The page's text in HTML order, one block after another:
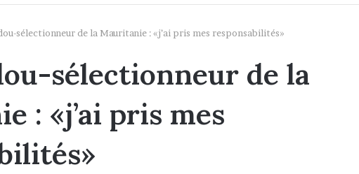
sélectionneur de la Mauritanie : «j’ai pris mes responsabilités»
sélectionneur de la
: «j’ai pris mes